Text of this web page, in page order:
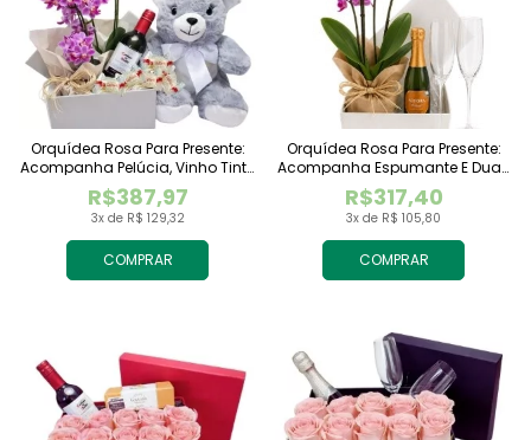
COMPRAR
3x de R$ 129,32
R$387,97
Orquídea Rosa Para Presente:
Acompanha Pelúcia, Vinho Tinto
Importado E Chocolate
Raffaello
COMPRAR
3x de R$ 105,80
R$317,40
Orquídea Rosa Para Presente:
Acompanha Espumante E Duas
Taças